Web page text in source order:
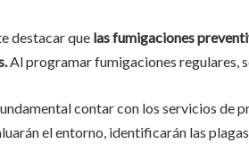
destacar que las fumigaciones
Al programar fumigaciones regulares,
contar con los servicios de
el entorno, identificarán las